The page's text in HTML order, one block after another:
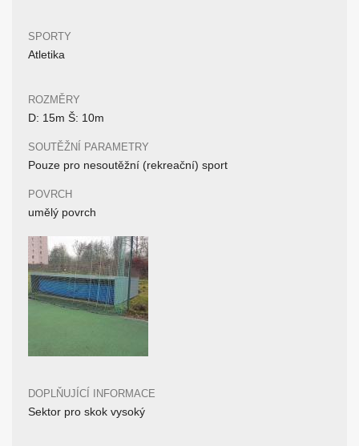
SPORTY
Atletika
ROZMĚRY
D: 15m Š: 10m
SOUTĚŽNÍ PARAMETRY
Pouze pro nesoutěžní (rekreační) sport
POVRCH
umělý povrch
DOPLŇUJÍCÍ INFORMACE
Sektor pro skok vysoký